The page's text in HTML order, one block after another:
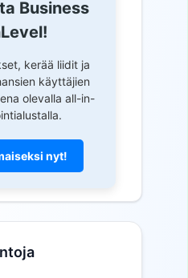
Business
kerää liidit ja
käyttäjien
olevalla all-in-
nyt!